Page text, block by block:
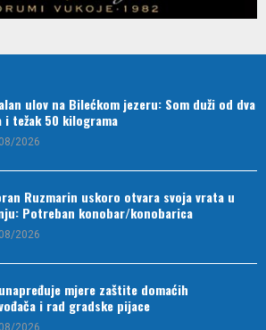
ulov na Bilećkom jezeru: Som duži od dva
i težak 50 kilograma
2026
Ruzmarin uskoro otvara svoja vrata u
Potreban konobar/konobarica
2026
mjere zaštite domaćih
i rad gradske pijace